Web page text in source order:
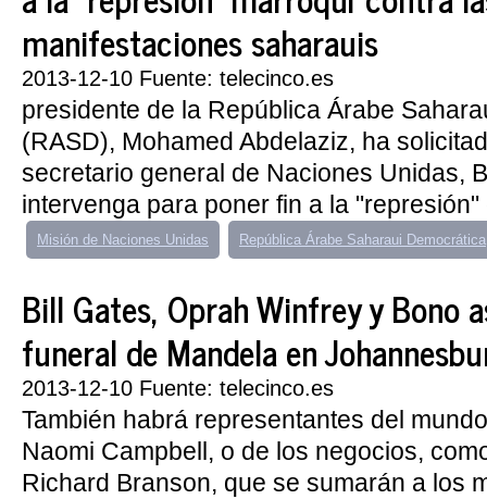
manifestaciones saharauis
2013-12-10 Fuente: telecinco.es
presidente de la República Árabe
(RASD), Mohamed Abdelaziz, ha
secretario general de Naciones Unidas,
intervenga para poner fin a la
Misión de Naciones Unidas República Árabe Saharaui Democrática
Bill Gates, Oprah Winfrey y Bono
funeral de Mandela en
2013-12-10 Fuente: telecinco.es
También habrá representantes del
Naomi Campbell, o de los negocios,
Richard Branson, que se sumarán a los